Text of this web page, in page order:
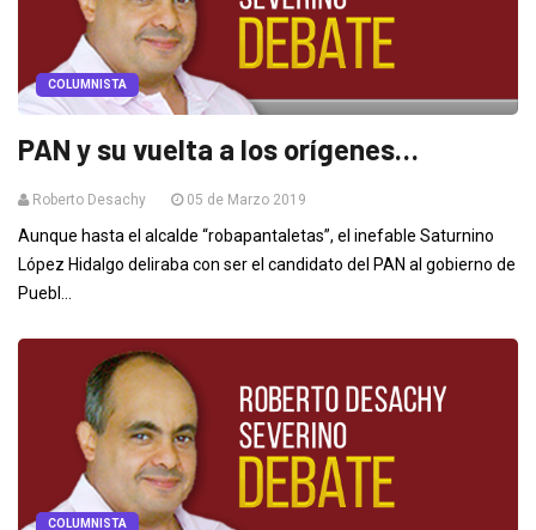
COLUMNISTA
PAN y su vuelta a los orígenes…
Roberto Desachy 05 de Marzo 2019
Aunque hasta el alcalde “robapantaletas”, el inefable Saturnino
López Hidalgo deliraba con ser el candidato del PAN al gobierno de
Puebl...
COLUMNISTA